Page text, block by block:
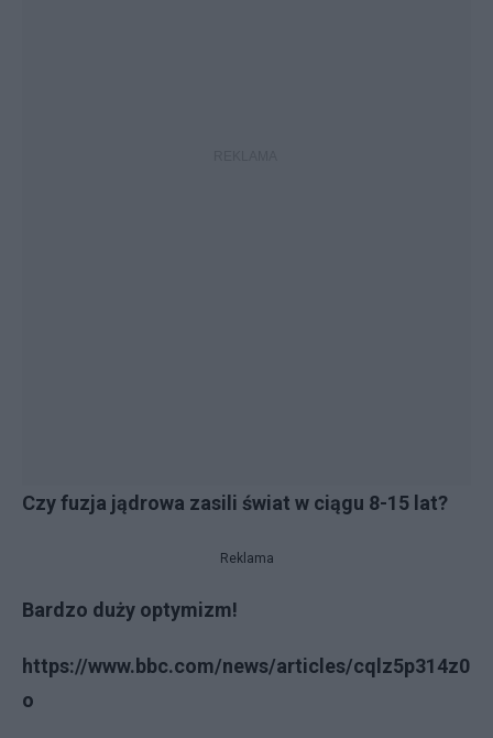
Czy fuzja jądrowa zasili świat w ciągu 8-15 lat?
Reklama
Bardzo duży optymizm!
https://www.bbc.com/news/articles/cqlz5p314z0
o